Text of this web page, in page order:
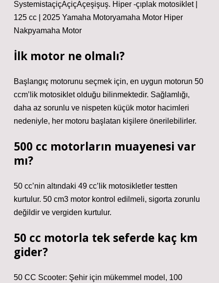
SystemistaçiçAçiçAçeşişuş. Hiper -çıplak motosiklet |
125 cc | 2025 Yamaha Motoryamaha Motor Hiper
Nakpyamaha Motor
İlk motor ne olmalı?
Başlangıç ​​motorunu seçmek için, en uygun motorun 50
ccm’lik motosiklet olduğu bilinmektedir. Sağlamlığı,
daha az sorunlu ve nispeten küçük motor hacimleri
nedeniyle, her motoru başlatan kişilere önerilebilirler.
500 cc motorların muayenesi var
mı?
50 cc’nin altındaki 49 cc’lik motosikletler testten
kurtulur. 50 cm3 motor kontrol edilmeli, sigorta zorunlu
değildir ve vergiden kurtulur.
50 cc motorla tek seferde kaç km
gider?
50 CC Scooter: Şehir için mükemmel model, 100